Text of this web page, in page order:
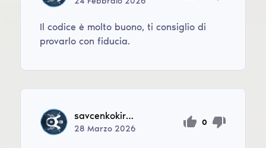
Il codice è molto buono, ti consiglio di
provarlo con fiducia.
savcenkokiril236
28Marzo 2026
0